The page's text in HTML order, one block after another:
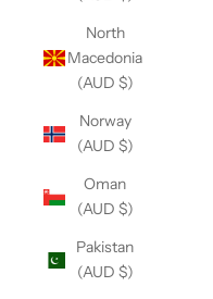
North
Macedonia
(AUD $)
Norway
(AUD $)
Oman
(AUD $)
Pakistan
(AUD $)